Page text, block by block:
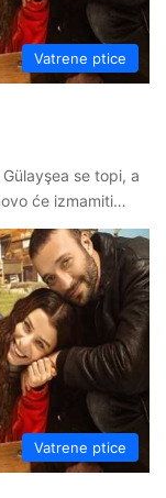
Vatrene ptice
se topi, a
će izmamiti…
Vatrene ptice